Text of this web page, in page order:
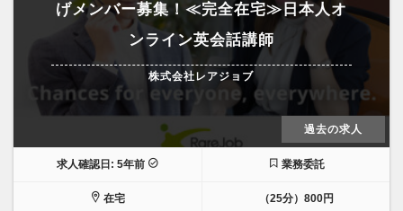
げメンバー募集！≪完全在宅≫日本人オ
ンライン英会話講師
株式会社レアジョブ
過去の求人
求人確認日: 5年前 業務委託
在宅 （25分）800円